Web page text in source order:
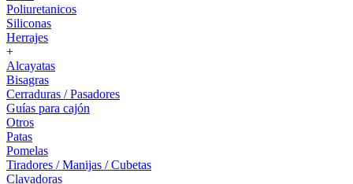
Poliuretanicos
Siliconas
Herrajes
+
Alcayatas
Bisagras
Cerraduras / Pasadores
Guías para cajón
Otros
Patas
Pomelas
Tiradores / Manijas / Cubetas
Clavadoras